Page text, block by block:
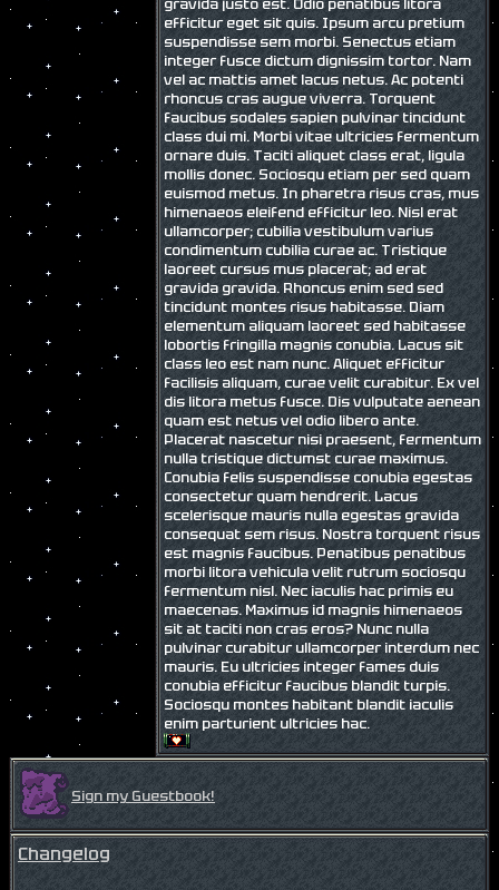
gravida justo est. Odio penatibus litora
efficitur eget sit quis. Ipsum arcu pretium
suspendisse sem morbi. Senectus etiam
integer fusce dictum dignissim tortor. Nam
vel ac mattis amet lacus netus. Ac potenti
rhoncus cras augue viverra. Torquent
faucibus sodales sapien pulvinar tincidunt
class dui mi. Morbi vitae ultricies fermentum
ornare duis. Taciti aliquet class erat, ligula
mollis donec. Sociosqu etiam per sed quam
euismod metus. In pharetra risus cras, mus
himenaeos eleifend efficitur leo. Nisl erat
ullamcorper; cubilia vestibulum varius
condimentum cubilia curae ac. Tristique
laoreet cursus mus placerat; ad erat
gravida gravida. Rhoncus enim sed sed
tincidunt montes risus habitasse. Diam
elementum aliquam laoreet sed habitasse
lobortis fringilla magnis conubia. Lacus sit
class leo est nam nunc. Aliquet efficitur
facilisis aliquam, curae velit curabitur. Ex vel
dis litora metus fusce. Dis vulputate aenean
quam est netus vel odio libero ante.
Placerat nascetur nisi praesent, fermentum
nulla tristique dictumst curae maximus.
Conubia felis suspendisse conubia egestas
consectetur quam hendrerit. Lacus
scelerisque mauris nulla egestas gravida
consequat sem risus. Nostra torquent risus
est magnis faucibus. Penatibus penatibus
morbi litora vehicula velit rutrum sociosqu
fermentum nisl. Nec iaculis hac primis eu
maecenas. Maximus id magnis himenaeos
sit at taciti non cras eros? Nunc nulla
pulvinar curabitur ullamcorper interdum nec
mauris. Eu ultricies integer fames duis
conubia efficitur faucibus blandit turpis.
Sociosqu montes habitant blandit iaculis
enim parturient ultricies hac.
Sign my Guestbook!
Changelog